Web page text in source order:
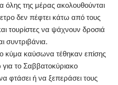
όλης της μέρας ακολουθούνται
δεν πέφτει κάτω από τους
τουρίστες να ψάχνουν δροσιά
συντριβάνια.
κύμα καύσωνα τέθηκαν επίσης
το Σαββατοκύριακο
φτάσει ή να ξεπεράσει τους